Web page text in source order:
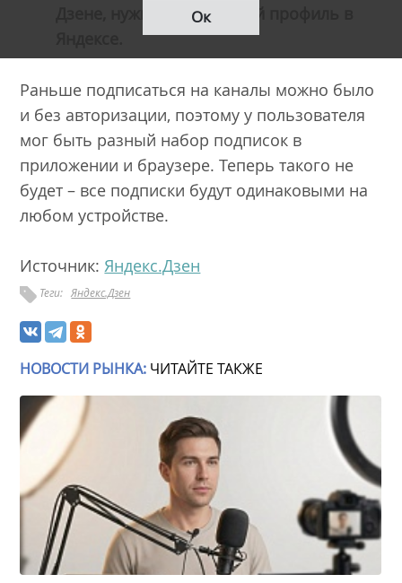
Дзене, нужно войти в свой профиль в
Раньше подписаться на каналы можно было
и без авторизации, поэтому у пользователя
мог быть разный набор подписок в
приложении и браузере. Теперь такого не
будет – все подписки будут одинаковыми на
любом устройстве.
Источник:Яндекс.Дзен
Теги: Яндекс.Дзен
Ок
НОВОСТИ РЫНКА: ЧИТАЙТЕ ТАКЖЕ